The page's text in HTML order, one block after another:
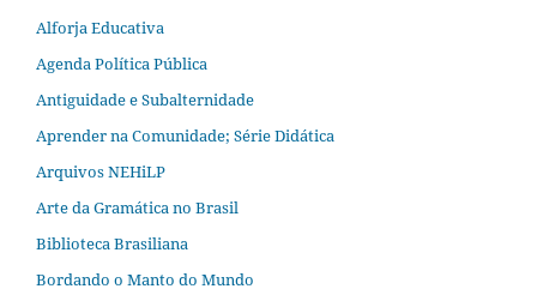
Alforja Educativa
Agenda Política Pública
Antiguidade e Subalternidade
Aprender na Comunidade; Série Didática
Arquivos NEHiLP
Arte da Gramática no Brasil
Biblioteca Brasiliana
Bordando o Manto do Mundo